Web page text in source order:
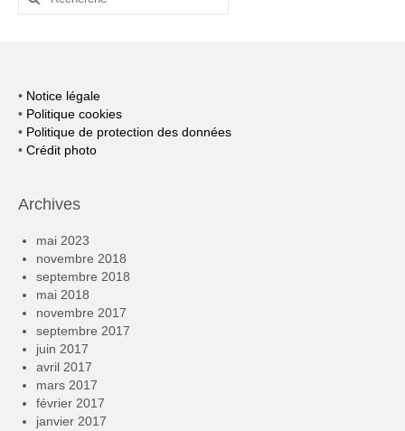
• Notice légale
• Politique cookies
• Politique de protection des données
• Crédit photo
Archives
mai 2023
novembre 2018
septembre 2018
mai 2018
novembre 2017
septembre 2017
juin 2017
avril 2017
mars 2017
février 2017
janvier 2017